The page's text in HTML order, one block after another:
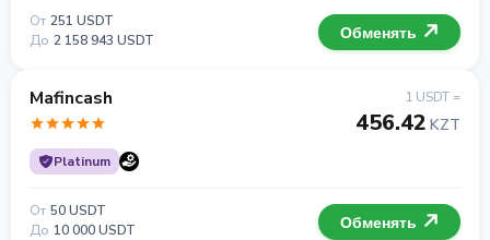
От 251 USDT
До 2 158 943 USDT Обменять
Mafincash
Platinum
1 USDT =
456.42 KZT
От 50 USDT
До 10 000 USDT Обменять